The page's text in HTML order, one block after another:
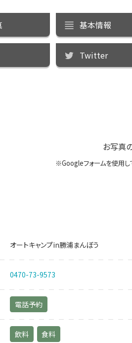
基本情報
Twitter
お写真
※Googleフォームを使用し
オートキャンプin勝浦まんぼう
0470-73-9573
電話予約
飲料 食料